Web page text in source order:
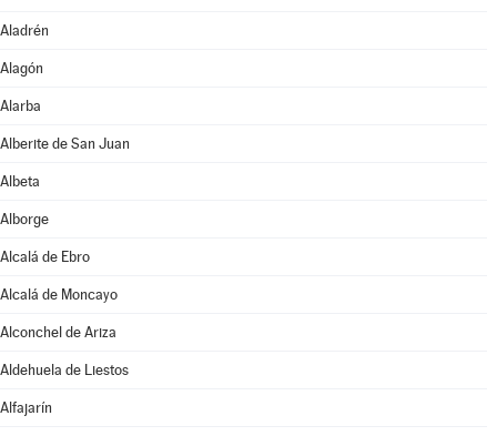
Aladrén
Alagón
Alarba
Alberite de San Juan
Albeta
Alborge
Alcalá de Ebro
Alcalá de Moncayo
Alconchel de Ariza
Aldehuela de Liestos
Alfajarín